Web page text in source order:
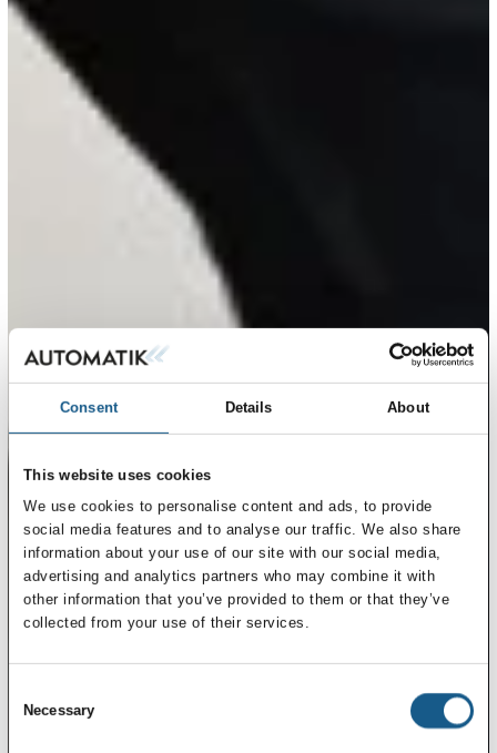
Consent Details About
This website uses cookies
We use cookies to personalise content and ads, to provide
social media features and to analyse our traffic. We also share
information about your use of our site with our social media,
advertising and analytics partners who may combine it with
other information that you’ve provided to them or that they’ve
collected from your use of their services.
Selection
Necessary